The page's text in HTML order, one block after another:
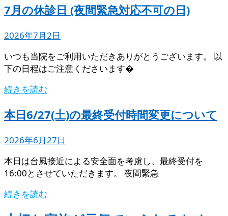
7月の休診日 (夜間緊急対応不可の日)
2026年7月2日
いつも当院をご利用いただきありがとうございます。 以
下の日程はご注意くださいます�
続きを読む
本日6/27(土)の最終受付時間変更について
2026年6月27日
本日は台風接近による安全面を考慮し、最終受付を
16:00とさせていただきます。 夜間緊急
続きを読む